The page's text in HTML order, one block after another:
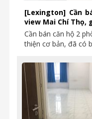
[Lexington] Cần
view Mai Chí Thọ,
Cần bán căn hộ 2
thiện cơ bản, đã có